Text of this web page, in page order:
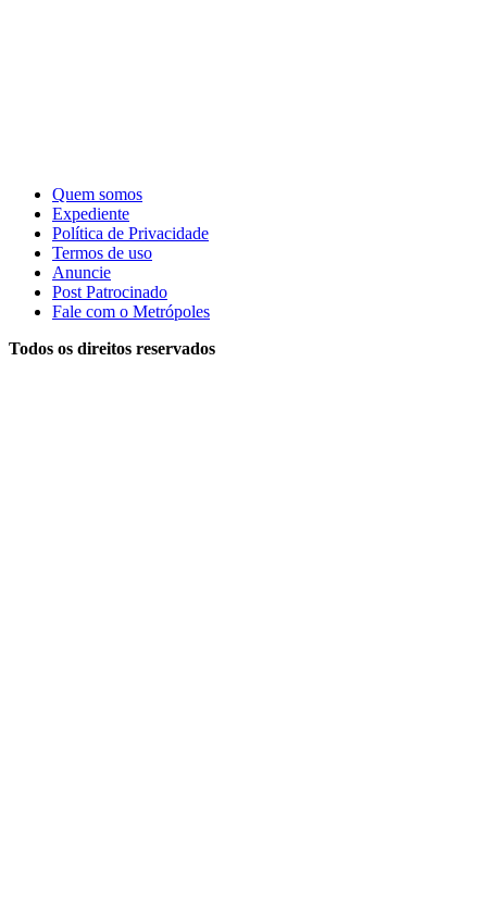
Quem somos
Expediente
Política de Privacidade
Termos de uso
Anuncie
Post Patrocinado
Fale com o Metrópoles
Todos os direitos reservados